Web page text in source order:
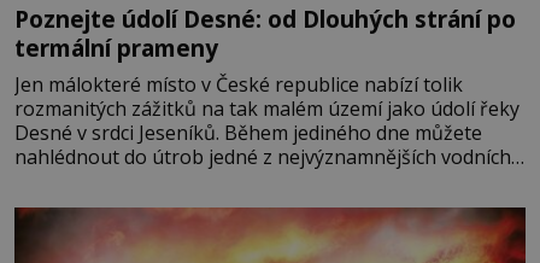
Poznejte údolí Desné: od Dlouhých strání po
termální prameny
Jen málokteré místo v České republice nabízí tolik
rozmanitých zážitků na tak malém území jako údolí řeky
Desné v srdci Jeseníků. Během jediného dne můžete
nahlédnout do útrob jedné z nejvýznamnějších vodních
se na koloběžce a den zakončit poznáváním památek ve
Velkých Losinách nebo v termálním